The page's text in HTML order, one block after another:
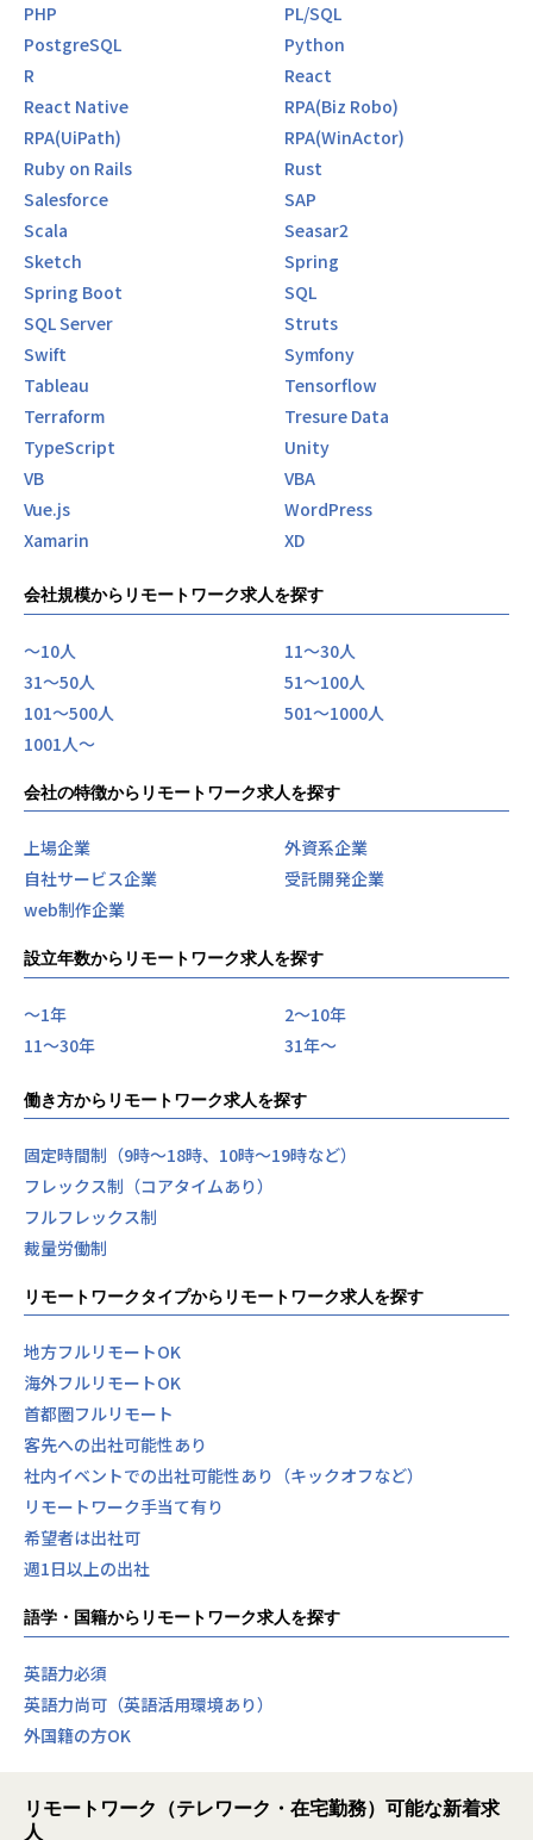
PHP
PL/SQL
PostgreSQL
Python
R
React
React Native
RPA(Biz Robo)
RPA(UiPath)
RPA(WinActor)
Ruby on Rails
Rust
Salesforce
SAP
Scala
Seasar2
Sketch
Spring
Spring Boot
SQL
SQL Server
Struts
Swift
Symfony
Tableau
Tensorflow
Terraform
Tresure Data
TypeScript
Unity
VB
VBA
Vue.js
WordPress
Xamarin
XD
会社規模からリモートワーク求人を探す
〜10人
11〜30人
31〜50人
51〜100人
101〜500人
501〜1000人
1001人〜
会社の特徴からリモートワーク求人を探す
上場企業
外資系企業
自社サービス企業
受託開発企業
web制作企業
設立年数からリモートワーク求人を探す
〜1年
2〜10年
11〜30年
31年〜
働き方からリモートワーク求人を探す
固定時間制（9時～18時、10時～19時など）
フレックス制（コアタイムあり）
フルフレックス制
裁量労働制
リモートワークタイプからリモートワーク求人を探す
地方フルリモートOK
海外フルリモートOK
首都圏フルリモート
客先への出社可能性あり
社内イベントでの出社可能性あり（キックオフなど）
リモートワーク手当て有り
希望者は出社可
週1日以上の出社
語学・国籍からリモートワーク求人を探す
英語力必須
英語力尚可（英語活用環境あり）
外国籍の方OK
リモートワーク（テレワーク・在宅勤務）可能な新着求
人